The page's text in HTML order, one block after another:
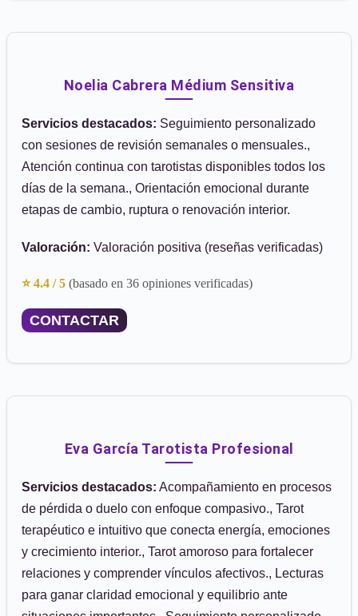
Noelia Cabrera Médium Sensitiva
Servicios destacados: Seguimiento personalizado
con sesiones de revisión semanales o mensuales.,
Atención continua con tarotistas disponibles todos los
días de la semana., Orientación emocional durante
etapas de cambio, ruptura o renovación interior.
Valoración: Valoración positiva (reseñas verificadas)
⭐ 4.4 / 5 (basado en 36 opiniones verificadas)
CONTACTAR
Eva García Tarotista Profesional
Servicios destacados: Acompañamiento en procesos
de pérdida o duelo con enfoque compasivo., Tarot
terapéutico e intuitivo que conecta energía, emociones
y crecimiento interior., Tarot amoroso para fortalecer
relaciones y comprender vínculos afectivos., Lecturas
para ganar claridad emocional y equilibrio ante